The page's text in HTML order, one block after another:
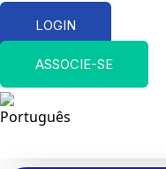
LOGIN
ASSOCIE-SE